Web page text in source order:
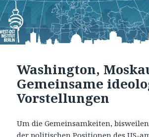
Washington,
Gemeinsame
Vorstellungen
Um die Gemeinsamkeiten,
der politischen Positionen des US-